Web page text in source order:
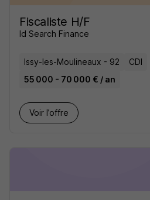
Fiscaliste H/F
Id Search Finance
Issy-les-Moulineaux - 92
CDI
55 000 - 70 000 € / an
Voir l’offre